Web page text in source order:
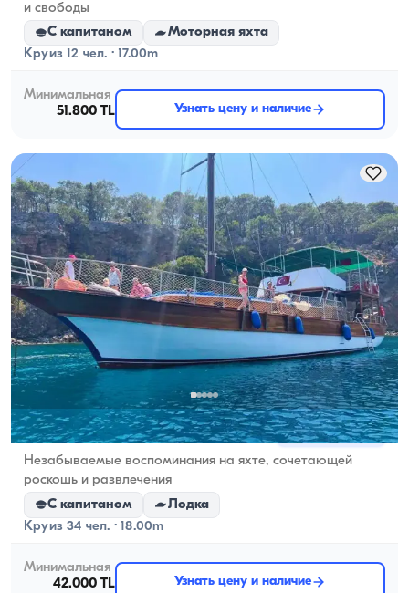
и свободы
С капитаном
Моторная яхта
Круиз 12 чел. · 17.00m
Минимальная
51.800 TL
Узнать цену и наличие
Кемере, Antalya 5.0(1 отзыв)
Незабываемые воспоминания на яхте, сочетающей
роскошь и развлечения
С капитаном
Лодка
Круиз 34 чел. · 18.00m
Минимальная
42.000 TL
Узнать цену и наличие